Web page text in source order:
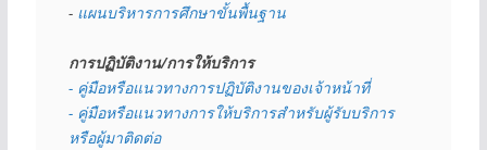
- แผนบริหารการศึกษาขั้นพื้นฐาน
การปฏิบัติงาน/การให้บริการ
- คู่มือหรือแนวทางการปฏิบัติงานของเจ้าหน้าที่
- คู่มือหรือแนวทางการให้บริการสำหรับผู้รับบริการ
หรือผู้มาติดต่อ